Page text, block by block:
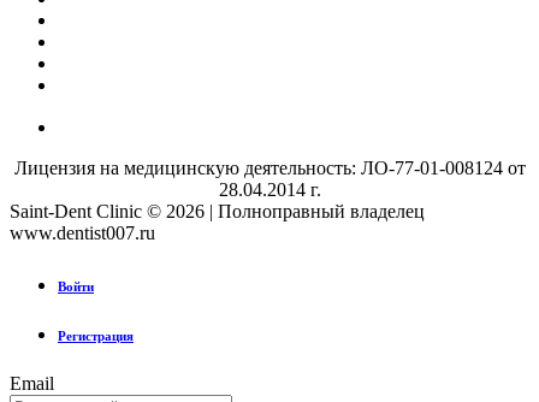
Лицензия на медицинскую деятельность: ЛО-77-01-008124 от
28.04.2014 г.
Saint-Dent Clinic © 2026 | Полноправный владелец
www.dentist007.ru
Войти
Регистрация
Email